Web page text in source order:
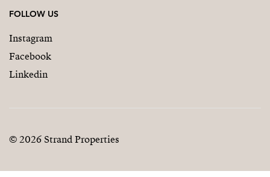
FOLLOW US
Instagram
Facebook
Linkedin
© 2026 Strand Properties